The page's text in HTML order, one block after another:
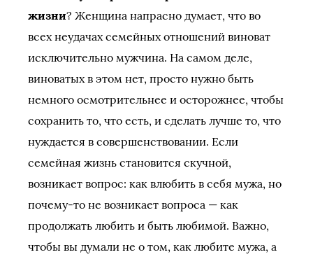
жизни? Женщина напрасно думает, что во
всех неудачах семейных отношений виноват
исключительно мужчина. На самом деле,
виноватых в этом нет, просто нужно быть
немного осмотрительнее и осторожнее, чтобы
сохранить то, что есть, и сделать лучше то, что
нуждается в совершенствовании. Если
семейная жизнь становится скучной,
возникает вопрос: как влюбить в себя мужа, но
почему-то не возникает вопроса — как
продолжать любить и быть любимой. Важно,
чтобы вы думали не о том, как любите мужа, а